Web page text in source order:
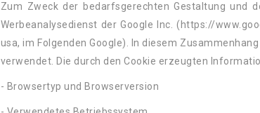
Zum Zweck der bedarfsgerechten Gestaltung und
Werbeanalysedienst der Google Inc. (https://
usa, im Folgenden Google). In diesem
verwendet. Die durch den Cookie erzeugten
- Browsertyp und Browserversion